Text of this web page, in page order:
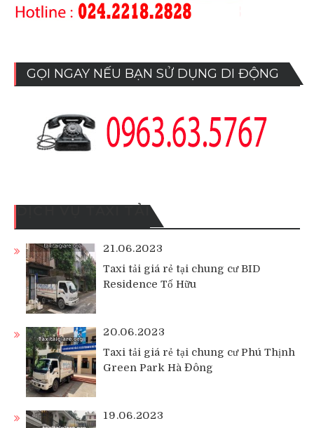
GỌI NGAY NẾU BẠN SỬ DỤNG DI ĐỘNG
DỊCH VỤ TAXI TẢI
21.06.2023
Taxi tải giá rẻ tại chung cư BID
Residence Tố Hữu
20.06.2023
Taxi tải giá rẻ tại chung cư Phú Thịnh
Green Park Hà Đông
19.06.2023